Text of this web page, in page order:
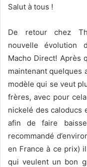
Salut à tous !
De retour chez
nouvelle évolution
Macho Direct! Après
maintenant quelques
modèle qui se veut
frères, avec pour
nickelé des caloducs
afin de faire
recommandé
en France à ce prix)
qui veulent un bon